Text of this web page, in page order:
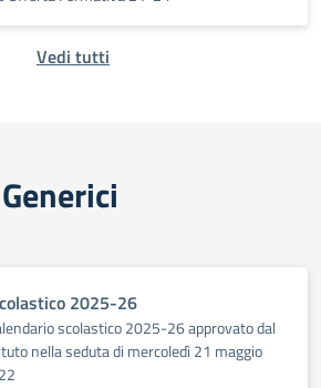
Vedi tutti
2025-26
scolastico 2025-26 approvato dal
nella seduta di mercoledì 21 maggio